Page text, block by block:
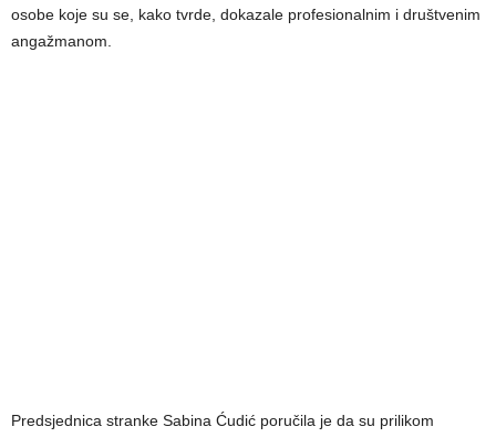
osobe koje su se, kako tvrde, dokazale profesionalnim i društvenim
angažmanom.
Predsjednica stranke Sabina Ćudić poručila je da su prilikom